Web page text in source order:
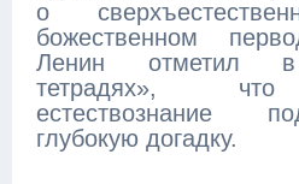
о
божественном
Ленин отметил в
тетрадях», что
естествознание
глубокую догадку.